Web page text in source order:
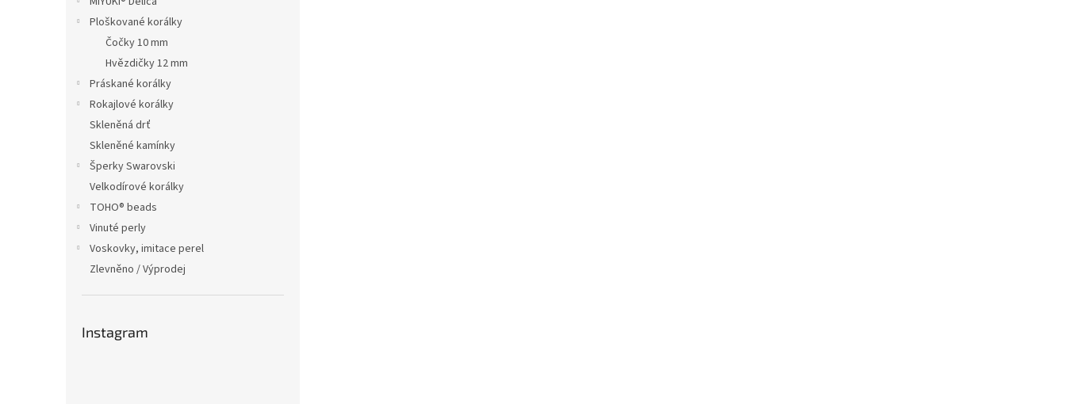
Ploškované korálky
Čočky 10 mm
Hvězdičky 12 mm
Práskané korálky
Rokajlové korálky
Skleněná drť
Skleněné kamínky
Šperky Swarovski
Velkodírové korálky
TOHO® beads
Vinuté perly
Voskovky, imitace perel
Zlevněno / Výprodej
Instagram